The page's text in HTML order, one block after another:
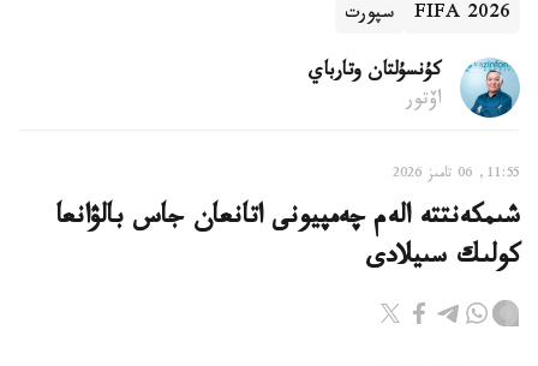
FIFA 2026 سپورت
كۇنسۇلتان وتارباي
اۆتور
11:55, 06 تامىز 2026
شىمكەنتتە الەم چەمپيونى اتانعان جاس بالۋانعا
كولىك سىيلادى